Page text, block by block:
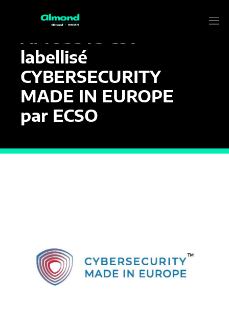
9 JUILLET 2021
Actualité
labellisé
CYBERSECURITY
MADE IN EUROPE
par ECSO